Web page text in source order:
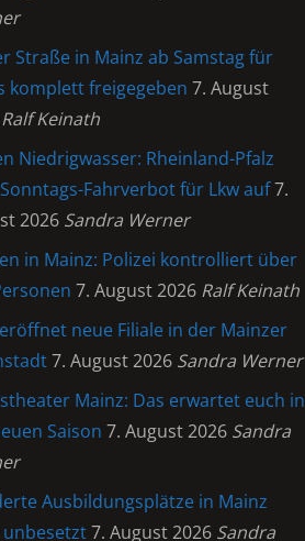
Straße in Mainz ab Samstag für
komplett freigegeben 7. August
Ralf Keinath
Niedrigwasser: Rheinland-Pfalz
Fahrverbot für Lkw auf7.
2026 Sandra Werner
in Mainz: Polizei kontrolliert über
7. August 2026 Ralf Keinath
neue Filiale in der Mainzer
7. August 2026 Sandra Werner
Mainz: Das erwartet euch in
Saison 7. August 2026 Sandra
Ausbildungsplätze in Mainz
7. August 2026 Sandra